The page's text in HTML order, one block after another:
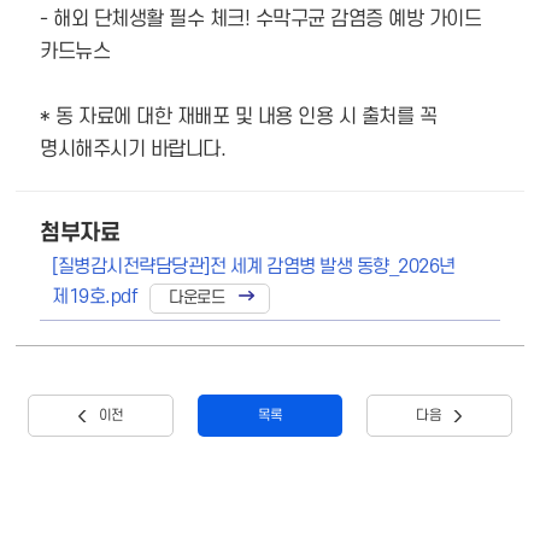
- 해외 단체생활 필수 체크! 수막구균 감염증 예방 가이드
카드뉴스
* 동 자료에 대한 재배포 및 내용 인용 시 출처를 꼭
명시해주시기 바랍니다.
첨부자료
[질병감시전략담당관]전 세계 감염병 발생 동향_2026년
제19호.pdf
이전 목록 다음